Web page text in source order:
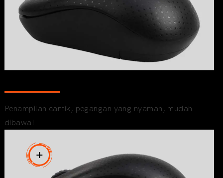
Penampilan cantik, pegangan yang nyaman, mudah
dibawa!